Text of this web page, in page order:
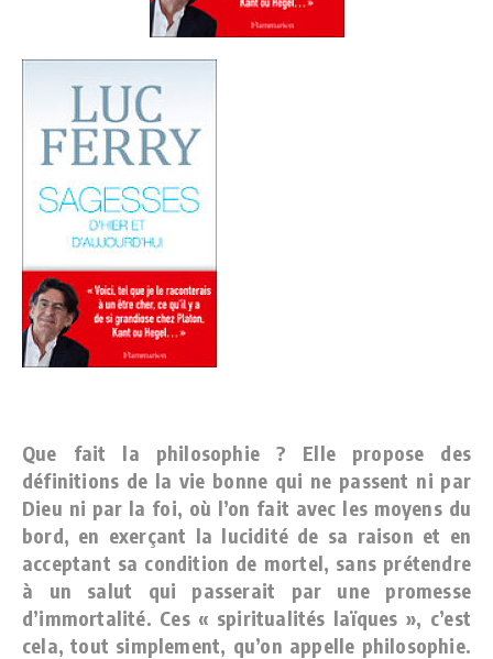
Que fait la philosophie ? Elle propose des
définitions de la vie bonne qui ne passent ni par
Dieu ni par la foi, où l’on fait avec les moyens du
bord, en exerçant la lucidité de sa raison et en
acceptant sa condition de mortel, sans prétendre
à un salut qui passerait par une promesse
d’immortalité. Ces « spiritualités laïques », c’est
cela, tout simplement, qu’on appelle philosophie.